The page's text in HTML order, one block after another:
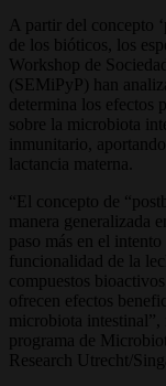
A partir del concepto
de los bióticos, los
Workshop de
(SEMiPyP) han
determina los efectos
sobre la microbiota
inmunitario,
lactancia materna.
“El concepto de
manera generalizada
paso más en el
funcionalidad de la
compuestos
ofrecen efectos
microbiota
programa de
Research Utrecht/